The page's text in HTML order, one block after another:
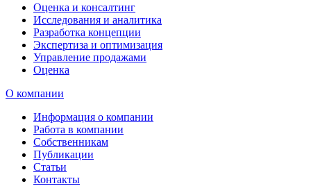
Оценка и консалтинг
Исследования и аналитика
Разработка концепции
Экспертиза и оптимизация
Управление продажами
Оценка
О компании
Информация о компании
Работа в компании
Собственникам
Публикации
Статьи
Контакты